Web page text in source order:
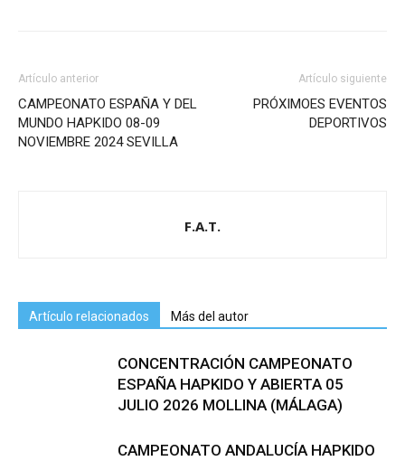
Artículo anterior
CAMPEONATO ESPAÑA Y DEL
MUNDO HAPKIDO 08-09
NOVIEMBRE 2024 SEVILLA
Artículo siguiente
PRÓXIMOES EVENTOS
DEPORTIVOS
F.A.T.
Artículo relacionados Más del autor
CONCENTRACIÓN CAMPEONATO
ESPAÑA HAPKIDO Y ABIERTA 05
JULIO 2026 MOLLINA (MÁLAGA)
CAMPEONATO ANDALUCÍA HAPKIDO